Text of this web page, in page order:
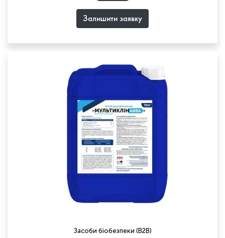
Залишити заявку
Засоби біобезпеки (B2B)